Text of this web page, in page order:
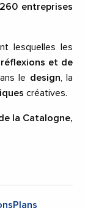
260 entreprises
lesquelles les
réflexions et de
le design, la
créatives.
la Catalogne,